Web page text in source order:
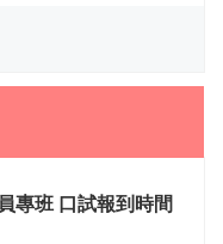
專班 口試報到時間